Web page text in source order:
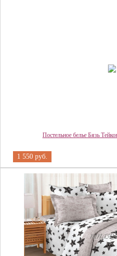
Постельное белье Бязь
1 550 руб.